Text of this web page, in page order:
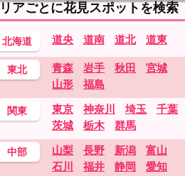
アごとに花見スポットを検索
北海道 道央 道南 道北 道東
東北 青森 岩手 秋田
宮城
山形
福島
関東 東京 神奈川 埼玉
千葉
茨城
栃木 群馬
中部 山梨 長野 新潟
富山
石川
福井 静岡
愛知